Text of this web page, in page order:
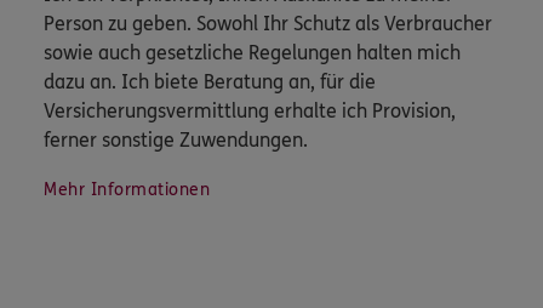
Person zu geben. Sowohl Ihr Schutz als Verbraucher
sowie auch gesetzliche Regelungen halten mich
dazu an. Ich biete Beratung an, für die
Versicherungsvermittlung erhalte ich Provision,
ferner sonstige Zuwendungen.
Mehr Informationen